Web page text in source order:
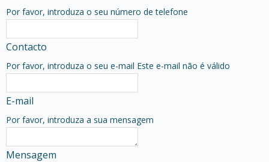
Por favor, introduza o seu número de telefone
Contacto
Por favor, introduza o seu e-mail Este e-mail não é válido
E-mail
Por favor, introduza a sua mensagem
Mensagem